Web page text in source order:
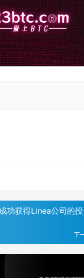
功获得Linea公司的
下